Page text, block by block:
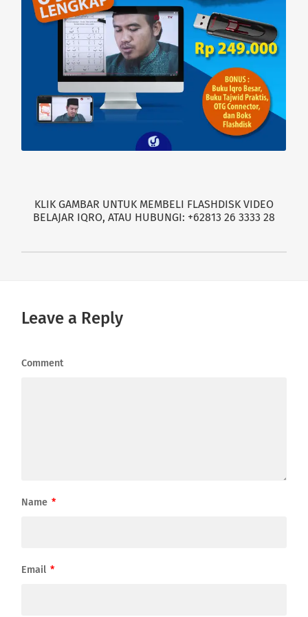
KLIK GAMBAR UNTUK MEMBELI FLASHDISK VIDEO
BELAJAR IQRO, ATAU HUBUNGI: +62813 26 3333 28
Leave a Reply
Comment
Name *
Email *